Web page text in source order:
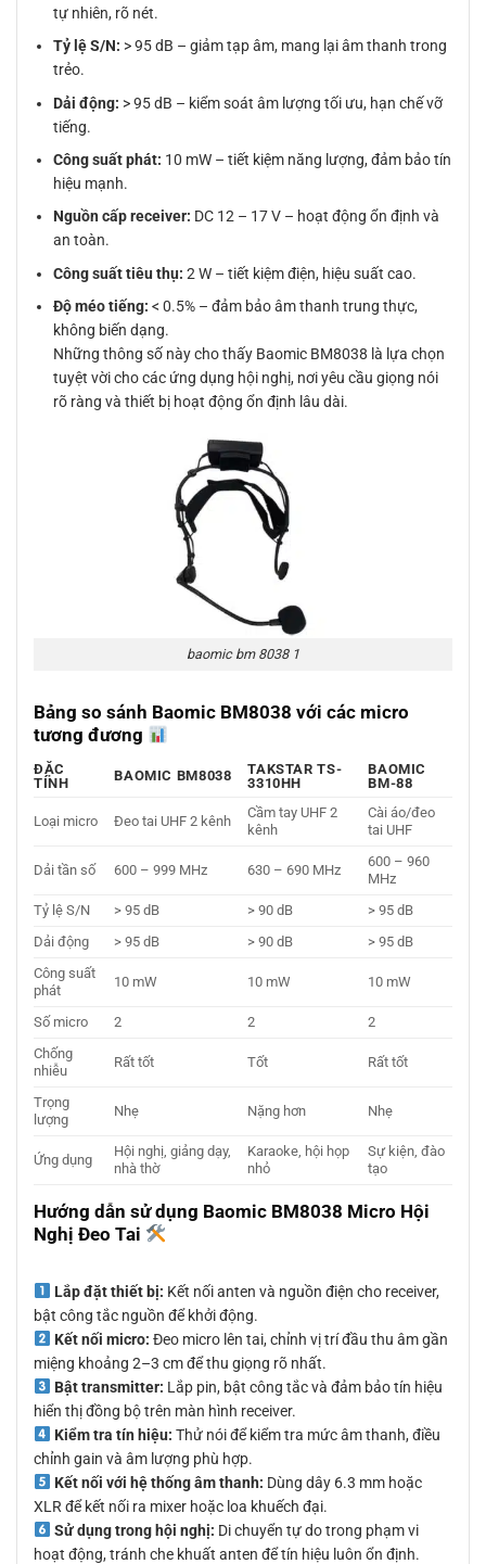
tự nhiên, rõ nét.
Tỷ lệ S/N: > 95 dB – giảm tạp âm, mang lại âm thanh trong
trẻo.
Dải động: > 95 dB – kiểm soát âm lượng tối ưu, hạn chế vỡ
tiếng.
Công suất phát: 10 mW – tiết kiệm năng lượng, đảm bảo tín
hiệu mạnh.
Nguồn cấp receiver: DC 12 – 17 V – hoạt động ổn định và
an toàn.
Công suất tiêu thụ: 2 W – tiết kiệm điện, hiệu suất cao.
Độ méo tiếng: < 0.5% – đảm bảo âm thanh trung thực,
không biến dạng.
Những thông số này cho thấy Baomic BM8038 là lựa chọn
tuyệt vời cho các ứng dụng hội nghị, nơi yêu cầu giọng nói
rõ ràng và thiết bị hoạt động ổn định lâu dài.
baomic bm 8038 1
Bảng so sánh Baomic BM8038 với các micro
tương đương
ĐẶC
TÍNH
BAOMIC BM8038
TAKSTAR TS-
3310HH
BAOMIC
BM-88
Loại micro Đeo tai UHF 2 kênh
Cầm tay UHF 2
kênh
Cài áo/đeo
tai UHF
Dải tần số 600 – 999 MHz 630 – 690 MHz
600 – 960
MHz
Tỷ lệ S/N
> 95 dB > 90 dB
> 95 dB
Dải động
> 95 dB > 90 dB
> 95 dB
Công suất
phát
10 mW 10 mW 10 mW
Số micro 2 2
2
Chống
nhiễu
Rất tốt Tốt Rất tốt
Trọng
lượng
Nhẹ Nặng hơn Nhẹ
Ứng dụng
Hội nghị, giảng dạy,
nhà thờ
Karaoke, hội họp
nhỏ
Sự kiện, đào
tạo
Hướng dẫn sử dụng Baomic BM8038 Micro Hội
Nghị Đeo Tai
Lắp đặt thiết bị: Kết nối anten và nguồn điện cho receiver,
bật công tắc nguồn để khởi động.
Kết nối micro: Đeo micro lên tai, chỉnh vị trí đầu thu âm gần
miệng khoảng 2–3 cm để thu giọng rõ nhất.
Bật transmitter: Lắp pin, bật công tắc và đảm bảo tín hiệu
hiển thị đồng bộ trên màn hình receiver.
Kiểm tra tín hiệu: Thử nói để kiểm tra mức âm thanh, điều
chỉnh gain và âm lượng phù hợp.
Kết nối với hệ thống âm thanh: Dùng dây 6.3 mm hoặc
XLR để kết nối ra mixer hoặc loa khuếch đại.
Sử dụng trong hội nghị: Di chuyển tự do trong phạm vi
hoạt động, tránh che khuất anten để tín hiệu luôn ổn định.